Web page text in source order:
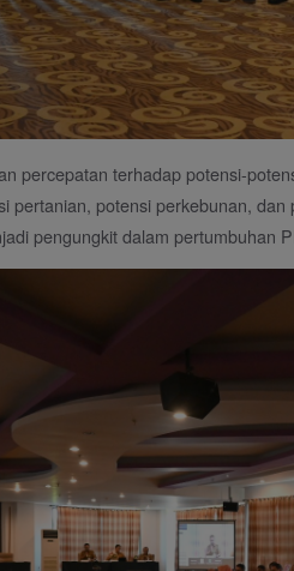
percepatan terhadap potensi-
pertanian, potensi perkebunan,
pengungkit dalam pertumbuhan